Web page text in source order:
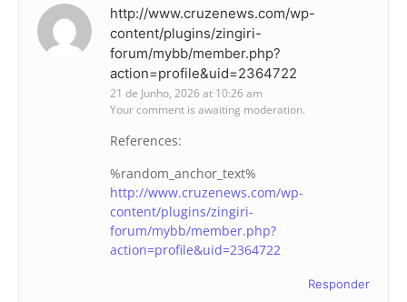
http://www.cruzenews.com/wp-
content/plugins/zingiri-
forum/mybb/member.php?
action=profile&uid=2364722
21 de Junho, 2026 at 10:26 am
Your comment is awaiting moderation.
References:
%random_anchor_text%
http://www.cruzenews.com/wp-
content/plugins/zingiri-
forum/mybb/member.php?
action=profile&uid=2364722
Responder